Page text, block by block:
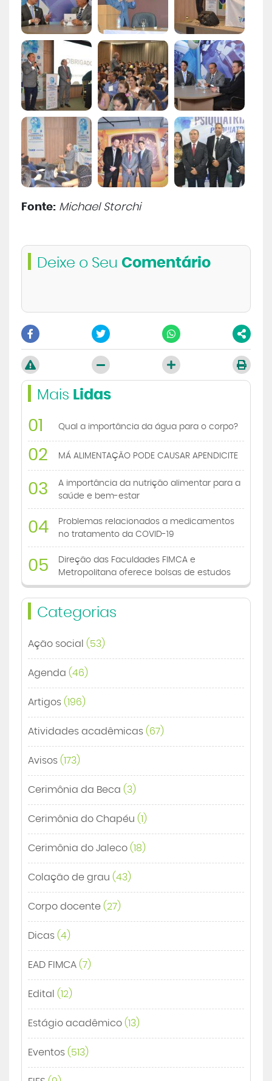
Fonte: Michael Storchi
Deixe o Seu Comentário
Mais Lidas
01 Qual a importância da água para o corpo?
02 MÁ ALIMENTAÇÃO PODE CAUSAR APENDICITE
03
A importância da nutrição alimentar para a
saúde e bem-estar
04
Problemas relacionados a medicamentos
no tratamento da COVID-19
05
Direção das Faculdades FIMCA e
Metropolitana oferece bolsas de estudos
Categorias
Ação social (53)
Agenda (46)
Artigos (196)
Atividades acadêmicas (67)
Avisos (173)
Cerimônia da Beca (3)
Cerimônia do Chapéu (1)
Cerimônia do Jaleco (18)
Colação de grau (43)
Corpo docente (27)
Dicas (4)
EAD FIMCA (7)
Edital (12)
Estágio acadêmico (13)
Eventos (513)